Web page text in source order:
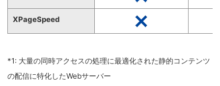
XPageSpeed
*1: 大量の同時アクセスの処理に最適化された静的コンテンツ
の配信に特化したWebサーバー